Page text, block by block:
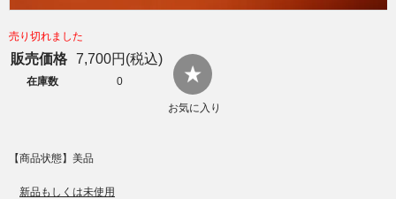
売り切れました
販売価格 7,700円(税込)
在庫数 0
お気に入り
【商品状態】美品
新品もしくは未使用